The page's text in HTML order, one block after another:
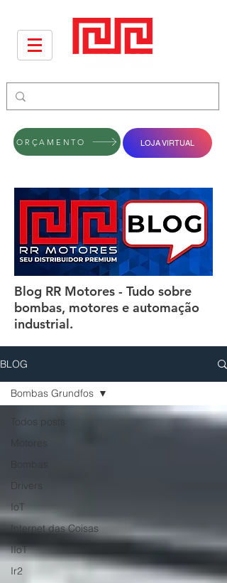
ORÇAMENTO LOJA VIRTUAL
Blog RR Motores - Tudo sobre
bombas, motores e automação
industrial.
BLOG
Todos posts
Motores
Bombas
Drivers
IoT
Internet das Coisas
IIoT
Ir2
Bombas Grundfos